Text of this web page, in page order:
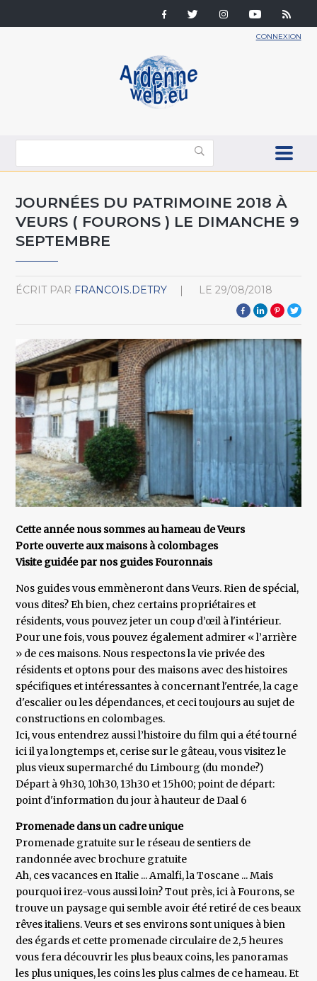
CONNEXION
JOURNÉES DU PATRIMOINE 2018 À
VEURS ( FOURONS ) LE DIMANCHE 9
SEPTEMBRE
ÉCRIT PAR FRANCOIS.DETRY LE 29/08/2018
Cette année nous sommes au hameau de Veurs
Porte ouverte aux maisons à colombages
Visite guidée par nos guides Fouronnais
Nos guides vous emmèneront dans Veurs. Rien de spécial,
vous dites? Eh bien, chez certains propriétaires et
résidents, vous pouvez jeter un coup d’œil à l'intérieur.
Pour une fois, vous pouvez également admirer « l’arrière
» de ces maisons. Nous respectons la vie privée des
résidents et optons pour des maisons avec des histoires
spécifiques et intéressantes à concernant l'entrée, la cage
d'escalier ou les dépendances, et ceci toujours au sujet de
constructions en colombages.
Ici, vous entendrez aussi l’histoire du film qui a été tourné
ici il ya longtemps et, cerise sur le gâteau, vous visitez le
plus vieux supermarché du Limbourg (du monde?)
Départ à 9h30, 10h30, 13h30 et 15h00; point de départ:
point d'information du jour à hauteur de Daal 6
Promenade dans un cadre unique
Promenade gratuite sur le réseau de sentiers de
randonnée avec brochure gratuite
Ah, ces vacances en Italie ... Amalfi, la Toscane ... Mais
pourquoi irez-vous aussi loin? Tout près, ici à Fourons, se
trouve un paysage qui semble avoir été retiré de ces beaux
rêves italiens. Veurs et ses environs sont uniques à bien
des égards et cette promenade circulaire de 2,5 heures
vous fera découvrir les plus beaux coins, les panoramas
les plus uniques, les coins les plus calmes de ce hameau. Et